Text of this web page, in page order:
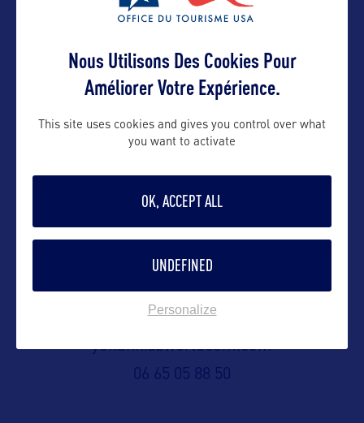
Visit North Carolina
C/o B World Communication
(Fermé au public)
Contact presse
yohann@bworldcom.com
Contact pro
yohann@bworldcom.com
06 65 05 88 50
Nous Utilisons Des Cookies Pour
Améliorer Votre Expérience.
This site uses cookies and gives you control over what
you want to activate
OK, ACCEPT ALL
UNDEFINED
Personalize